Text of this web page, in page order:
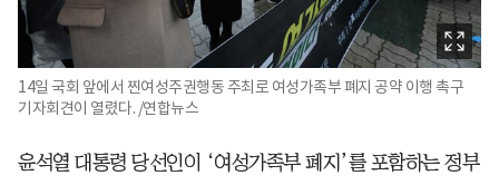
14일 국회 앞에서 찐여성주권행동 주최로 여성가족부 폐지 공약 이행 촉구
기자회견이 열렸다. /연합뉴스
윤석열 대통령 당선인이 ‘여성가족부 폐지’를 포함하는 정부